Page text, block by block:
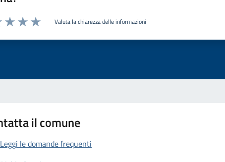
Valuta la chiarezza delle informazioni
il comune
Leggi le domande frequenti